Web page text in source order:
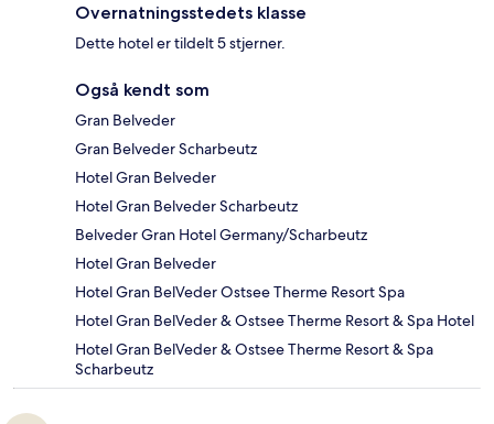
Overnatningsstedets klasse
Dette hotel er tildelt 5 stjerner.
Også kendt som
Gran Belveder
Gran Belveder Scharbeutz
Hotel Gran Belveder
Hotel Gran Belveder Scharbeutz
Belveder Gran Hotel Germany/Scharbeutz
Hotel Gran Belveder
Hotel Gran BelVeder Ostsee Therme Resort Spa
Hotel Gran BelVeder & Ostsee Therme Resort & Spa Hotel
Hotel Gran BelVeder & Ostsee Therme Resort & Spa
Scharbeutz